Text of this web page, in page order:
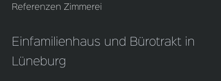
Referenzen Zimmerei
Einfamilienhaus und Bürotrakt in
Lüneburg